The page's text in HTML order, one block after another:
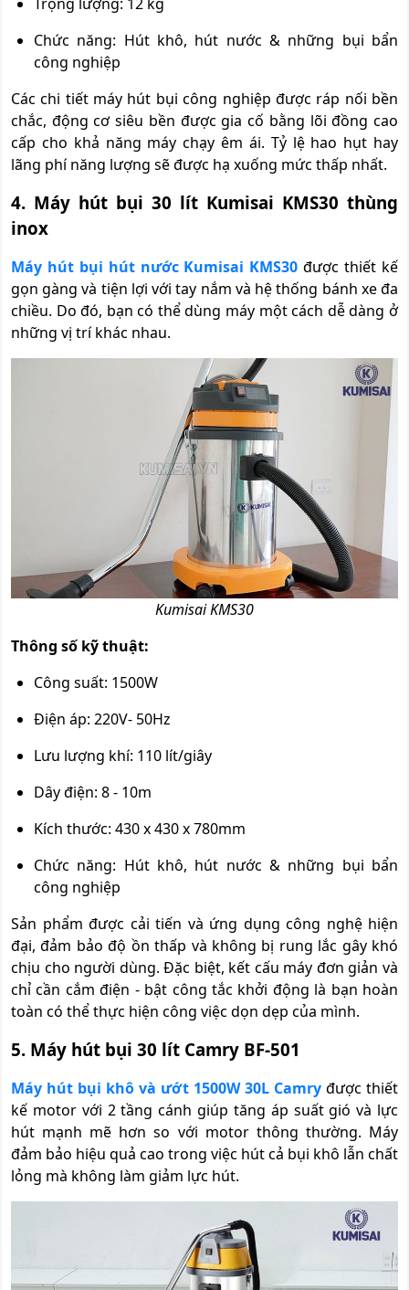
Trọng lượng: 12 kg
Chức năng: Hút khô, hút nước & những bụi bẩn
công nghiệp
Các chi tiết máy hút bụi công nghiệp được ráp nối bền
chắc, động cơ siêu bền được gia cố bằng lõi đồng cao
cấp cho khả năng máy chạy êm ái. Tỷ lệ hao hụt hay
lãng phí năng lượng sẽ được hạ xuống mức thấp nhất.
4. Máy hút bụi 30 lít Kumisai KMS30 thùng
inox
Máy hút bụi hút nước Kumisai KMS30 được thiết kế
gọn gàng và tiện lợi với tay nắm và hệ thống bánh xe đa
chiều. Do đó, bạn có thể dùng máy một cách dễ dàng ở
những vị trí khác nhau.
Kumisai KMS30
Thông số kỹ thuật:
Công suất: 1500W
Điện áp: 220V- 50Hz
Lưu lượng khí: 110 lít/giây
Dây điện: 8 - 10m
Kích thước: 430 x 430 x 780mm
Chức năng: Hút khô, hút nước & những bụi bẩn
công nghiệp
Sản phẩm được cải tiến và ứng dụng công nghệ hiện
đại, đảm bảo độ ồn thấp và không bị rung lắc gây khó
chịu cho người dùng. Đặc biệt, kết cấu máy đơn giản và
chỉ cần cắm điện - bật công tắc khởi động là bạn hoàn
toàn có thể thực hiện công việc dọn dẹp của mình.
5. Máy hút bụi 30 lít Camry BF-501
Máy hút bụi khô và ướt 1500W 30L Camry được thiết
kế motor với 2 tầng cánh giúp tăng áp suất gió và lực
hút mạnh mẽ hơn so với motor thông thường. Máy
đảm bảo hiệu quả cao trong việc hút cả bụi khô lẫn chất
lỏng mà không làm giảm lực hút.